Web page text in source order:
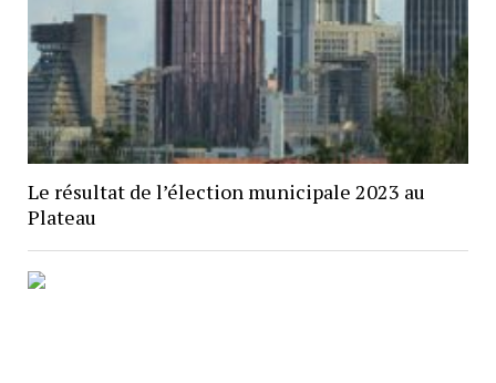
Le résultat de l’élection municipale 2023 au
Plateau